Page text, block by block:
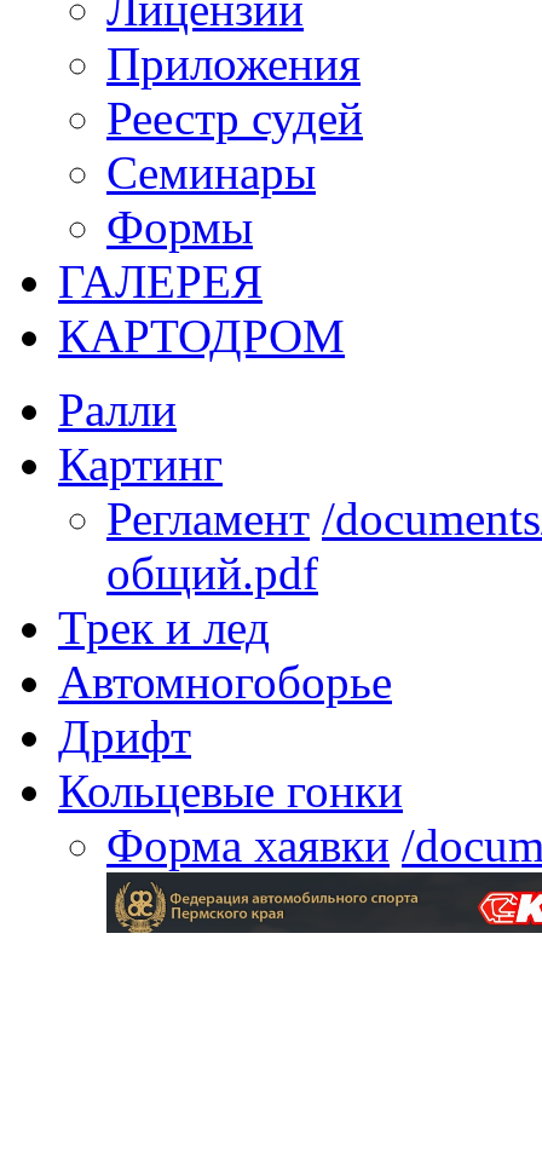
Приложения
Реестр судей
Семинары
Формы
ГАЛЕРЕЯ
КАРТОДРОМ
Ралли
Картинг
Регламент /
общий.pdf
Трек и лед
Автомногоборье
Дрифт
Кольцевые гонки
Форма хаявки /